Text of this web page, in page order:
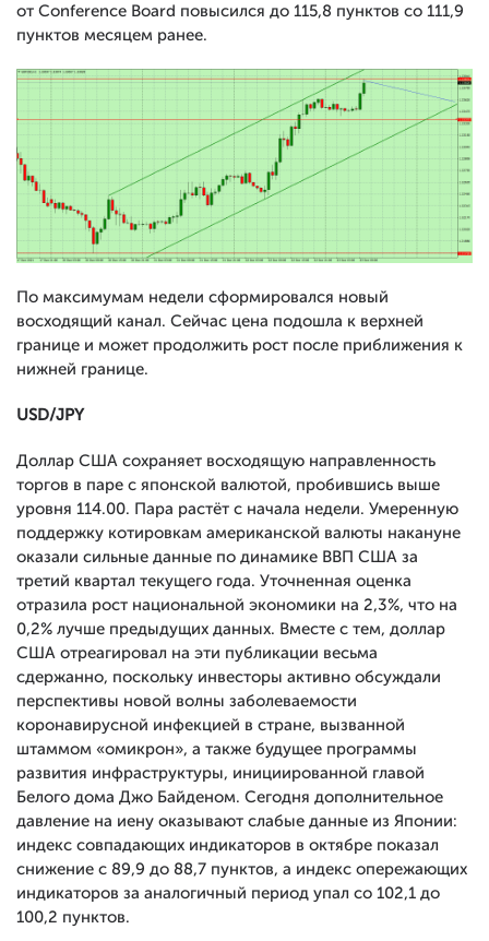
от Conference Board повысился до 115,8 пунктов со 111,9
пунктов месяцем ранее.
По максимумам недели сформировался новый
восходящий канал. Сейчас цена подошла к верхней
границе и может продолжить рост после приближения к
нижней границе.
USD/JPY
Доллар США сохраняет восходящую направленность
торгов в паре с японской валютой, пробившись выше
уровня 114.00. Пара растёт с начала недели. Умеренную
поддержку котировкам американской валюты накануне
оказали сильные данные по динамике ВВП США за
третий квартал текущего года. Уточненная оценка
отразила рост национальной экономики на 2,3%, что на
0,2% лучше предыдущих данных. Вместе с тем, доллар
США отреагировал на эти публикации весьма
сдержанно, поскольку инвесторы активно обсуждали
перспективы новой волны заболеваемости
коронавирусной инфекцией в стране, вызванной
штаммом «омикрон», а также будущее программы
развития инфраструктуры, инициированной главой
Белого дома Джо Байденом. Сегодня дополнительное
давление на иену оказывают слабые данные из Японии:
индекс совпадающих индикаторов в октябре показал
снижение с 89,9 до 88,7 пунктов, а индекс опережающих
индикаторов за аналогичный период упал со 102,1 до
100,2 пунктов.